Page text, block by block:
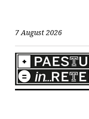
7 August 2026